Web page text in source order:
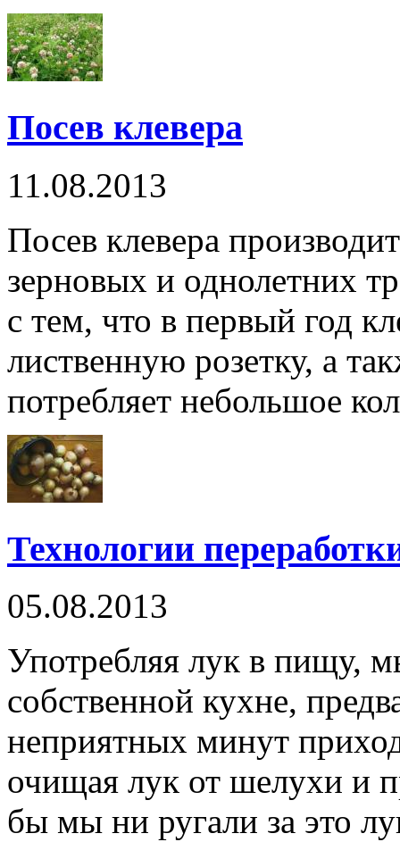
Посев клевера
11.08.2013
Посев клевера
зерновых и однолетних
с тем, что в первый год
лиственную розетку, а
потребляет небольшое
Технологии
05.08.2013
Употребляя лук в пищу,
собственной кухне,
неприятных минут
очищая лук от шелухи и
бы мы ни ругали за это